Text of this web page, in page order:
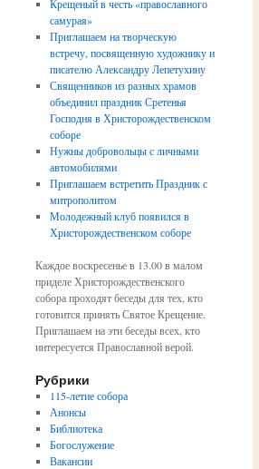
Крещеный в честь «православного
самурая»
Приглашаем на творческую
встречу, посвященную художнику и
писателю Александру Лепетухину
Священников из разных храмов
объединил праздник Сретенья
Господня в Христорождественском
соборе
Нужны добровольцы с личными
автомобилями
Приглашаем встретить Праздник с
митрополитом
Молодежный клуб появился в
Христорождественском соборе
Каждое воскресенье в 13.00 в малом
приделе Христорождественского
собора проходят беседы для тех, кто
готовится принять Святое Крещение.
Приглашаем на эти беседы всех, кто
интересуется Православной верой.
Рубрики
115-летие собора
Анонсы
Библиотека
Богослужение
Вакансии